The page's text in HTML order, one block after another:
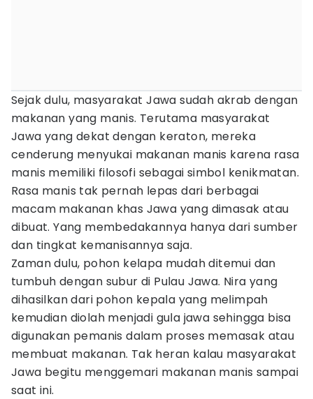
Sejak dulu, masyarakat Jawa sudah akrab dengan
makanan yang manis. Terutama masyarakat
Jawa yang dekat dengan keraton, mereka
cenderung menyukai makanan manis karena rasa
manis memiliki filosofi sebagai simbol kenikmatan.
Rasa manis tak pernah lepas dari berbagai
macam makanan khas Jawa yang dimasak atau
dibuat. Yang membedakannya hanya dari sumber
dan tingkat kemanisannya saja.
Zaman dulu, pohon kelapa mudah ditemui dan
tumbuh dengan subur di Pulau Jawa. Nira yang
dihasilkan dari pohon kepala yang melimpah
kemudian diolah menjadi gula jawa sehingga bisa
digunakan pemanis dalam proses memasak atau
membuat makanan. Tak heran kalau masyarakat
Jawa begitu menggemari makanan manis sampai
saat ini.